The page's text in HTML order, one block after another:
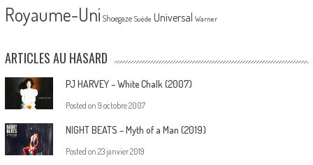
Royaume-Uni Shoegaze Suède Universal Warner
ARTICLES AU HASARD
PJ HARVEY – White Chalk (2007)
Posted on 9 octobre 2007
NIGHT BEATS – Myth of a Man (2019)
Posted on 23 janvier 2019